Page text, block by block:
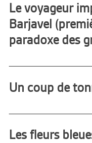
Le voyageur
Barjavel
paradoxe des
Un coup de
Les fleurs